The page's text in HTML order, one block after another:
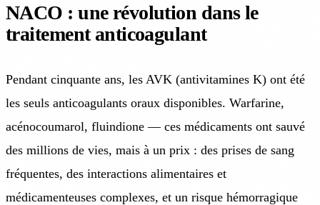
NACO : une révolution dans le
traitement anticoagulant
Pendant cinquante ans, les AVK (antivitamines K) ont été
les seuls anticoagulants oraux disponibles. Warfarine,
acénocoumarol, fluindione — ces médicaments ont sauvé
des millions de vies, mais à un prix : des prises de sang
fréquentes, des interactions alimentaires et
médicamenteuses complexes, et un risque hémorragique